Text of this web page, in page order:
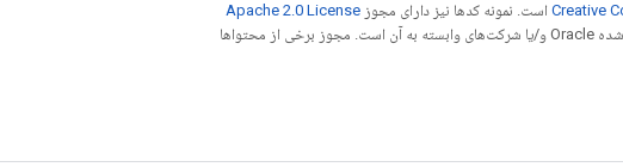
Creative است. نمونه کدها نیز دارای مجوز Apache 2.0 License
مراجعه کنید. جاوا علامت تجاری ثبت‌شده Oracle و/یا شرکت‌های وابسته به آن است. مجوز برخی از محتواها